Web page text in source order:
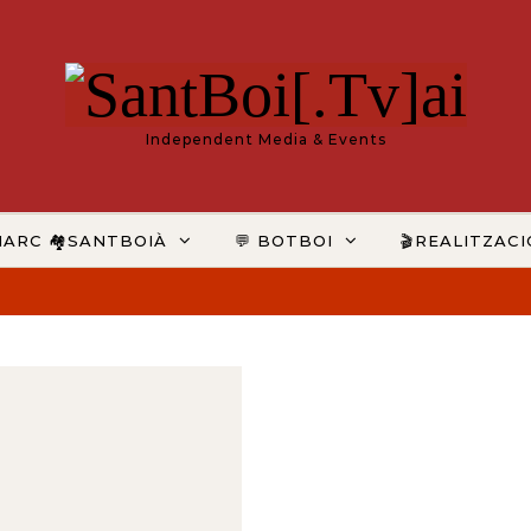
Independent Media & Events
🏘️SANTBOIÀ 💬 BOTBOI